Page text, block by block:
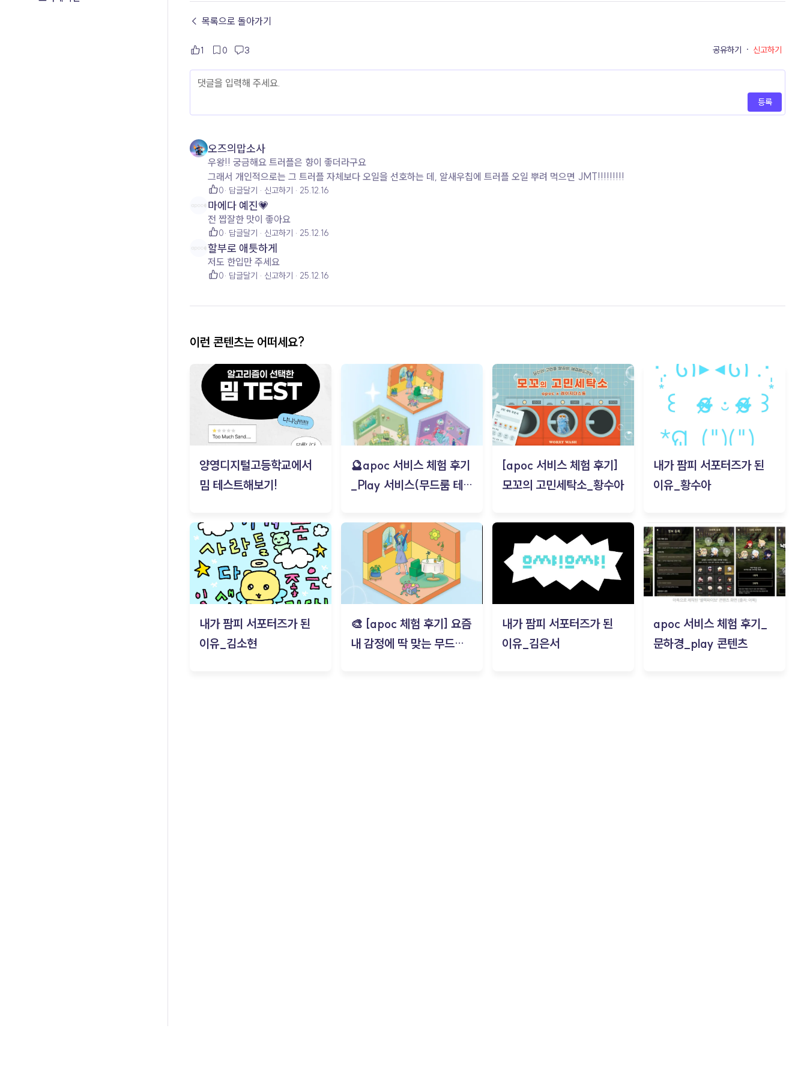
← 목록으로 돌아가기
1 0 3 공유하기 · 신고하기
등록
오즈의맙소사
우왕!! 궁금해요 트러플은 향이 좋더라구요
그래서 개인적으로는 그 트러플 자체보다 오일을 선호하는 데, 알새우칩에 트러플 오일 뿌려 먹으면 JMT!!!!!!!!!
0 답글달기 신고하기 25.12.16
마에다 예진💗
전 짭잘한 맛이 좋아요
0 답글달기 신고하기 25.12.16
할부로 애틋하게
저도 한입만 주세요
0 답글달기 신고하기 25.12.16
이런 콘텐츠는 어떠세요?
양영디지털고등학교에서
밈 테스트해보기!
🔮apoc 서비스 체험 후기
_Play 서비스(무드룸 테스
[apoc 서비스 체험 후기]
모꼬의 고민세탁소_황수아
내가 팜피 서포터즈가 된
이유_황수아
내가 팜피 서포터즈가 된
이유_김소현
🎨 [apoc 체험 후기] 요즘
내 감정에 딱 맞는 무드룸
내가 팜피 서포터즈가 된
이유_김은서
apoc 서비스 체험 후기_
문하경_play 콘텐츠